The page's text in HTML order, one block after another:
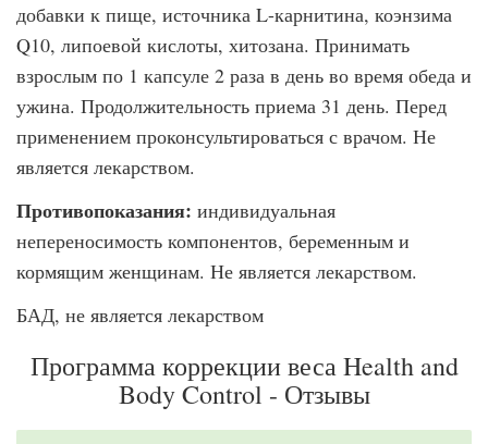
добавки к пище, источника L-карнитина, коэнзима
Q10, липоевой кислоты, хитозана. Принимать
взрослым по 1 капсуле 2 раза в день во время обеда и
ужина. Продолжительность приема 31 день. Перед
применением проконсультиро­ваться с врачом. Не
является лекарством.
Противопоказания: индивидуальная
непереносимость компонентов, беременным и
кормящим женщинам. Не является лекарством.
БАД, не является лекарством
Программа коррекции веса Health and
Body Control - Отзывы